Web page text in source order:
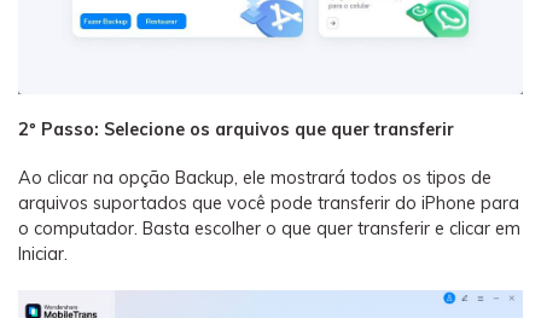
2º Passo: Selecione os arquivos que quer transferir
Ao clicar na opção Backup, ele mostrará todos os tipos de
arquivos suportados que você pode transferir do iPhone para
o computador. Basta escolher o que quer transferir e clicar em
Iniciar.